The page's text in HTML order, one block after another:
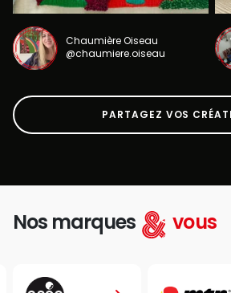
Chaumière Oiseau
@chaumiere.oiseau
PARTAGEZ VOS
Nos marques vous